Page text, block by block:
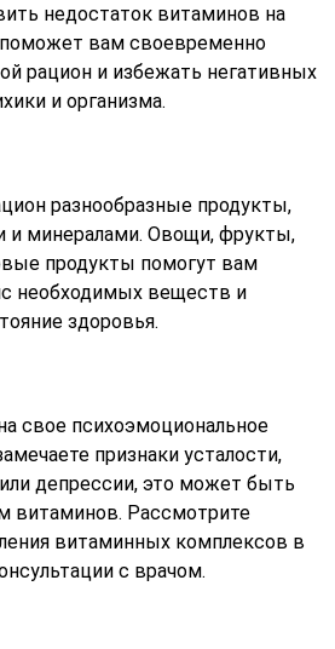
недостаток витаминов на
поможет вам своевременно
рацион и избежать негативных
и организма.
разнообразные продукты,
и минералами. Овощи, фрукты,
продукты помогут вам
необходимых веществ и
здоровья.
свое психоэмоциональное
признаки усталости,
депрессии, это может быть
витаминов. Рассмотрите
витаминных комплексов в
с врачом.